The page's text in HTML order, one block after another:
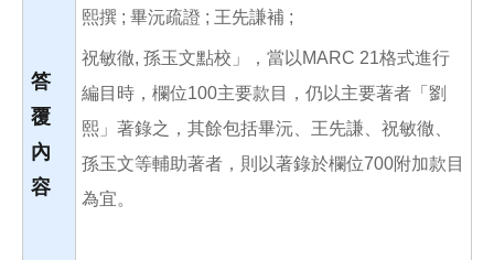
答
覆
內
容
熙撰 ; 畢沅疏證 ; 王先謙補 ;
祝敏徹, 孫玉文點校」，當以MARC 21格式進行
編目時，欄位100主要款目，仍以主要著者「劉
熙」著錄之，其餘包括畢沅、王先謙、祝敏徹、
孫玉文等輔助著者，則以著錄於欄位700附加款目
為宜。